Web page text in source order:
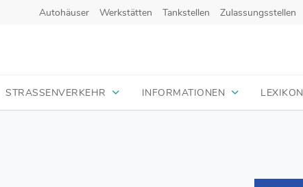
Autohäuser Werkstätten Tankstellen Zulassungsstellen
STRASSENVERKEHR INFORMATIONEN LEXIKON